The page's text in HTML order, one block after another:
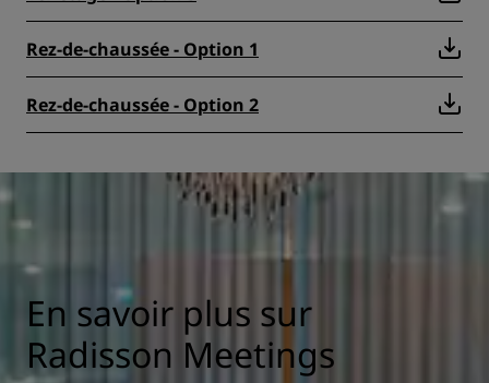
Rez-de-chaussée - Option 1
Rez-de-chaussée - Option 2
En savoir plus sur
Radisson Meetings